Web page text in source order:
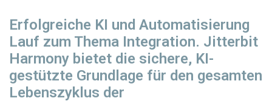
Erfolgreiche KI und Automatisierung
Lauf zum Thema Integration. Jitterbit
Harmony bietet die sichere, KI-
gestützte Grundlage für den gesamten
Lebenszyklus der